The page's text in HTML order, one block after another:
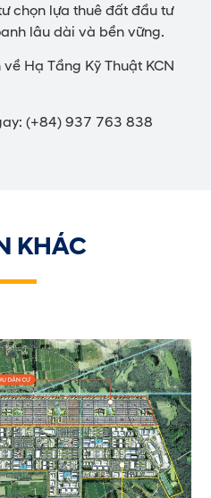
chọn lựa thuê đất đầu tư
lâu dài và bền vững.
Hạ Tầng Kỹ Thuật KCN
(+84) 937 763 838
KHÁC